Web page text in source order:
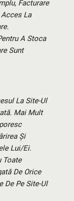
Facturare
La
A Stoca
Sunt
La Site-Ul
Mai Mult
Și
Lui/ei.
Toate
De Orice
De Pe Site-Ul